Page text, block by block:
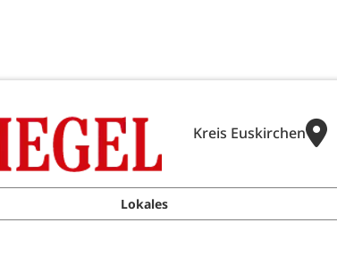
Kreis Euskirchen
Lokales